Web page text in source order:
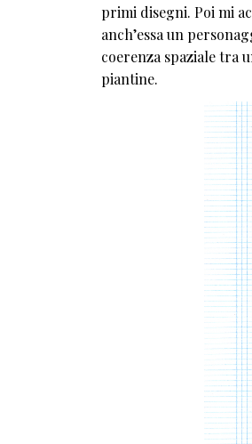
primi disegni. Poi mi
anch’essa un
coerenza spaziale tra
piantine.